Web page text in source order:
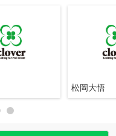
松岡大悟